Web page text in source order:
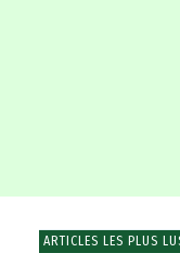
ARTICLES LES PLUS